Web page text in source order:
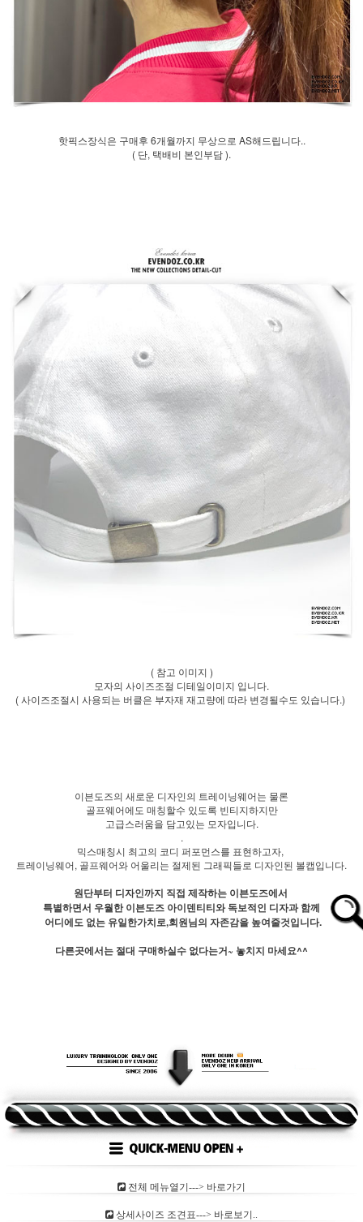
홈으로가기
이전페이지
전체상품후기
신상품보기
핫픽스장식은 구매후 6개월까지 무상으로 AS해드립니다..
( 단, 택배비 본인부담 ).
( 참고 이미지 )
모자의 사이즈조절 디테일이미지 입니다.
( 사이즈조절시 사용되는 버클은 부자재 재고량에 따라 변경될수도 있습니다.)
이븐도즈의 새로운 디자인의 트레이닝웨어는 물론
골프웨어에도 매칭할수 있도록 빈티지하지만
고급스러움을 담고있는 모자입니다.
.
믹스매칭시 최고의 코디 퍼포먼스를 표현하고자,
트레이닝웨어, 골프웨어와 어울리는 절제된 그래픽들로 디자인된 볼캡입니다.
원단부터 디자인까지 직접 제작하는 이븐도즈에서
특별하면서 우월한 이븐도즈 아이덴티티와 독보적인 디자과 함께
어디에도 없는 유일한가치로,회원님의 자존감을 높여줄것입니다.
다른곳에서는 절대 구매하실수 없다는거~ 놓치지 마세요^^
전체 메뉴열기---> 바로가기
상세사이즈 조견표---> 바로보기..